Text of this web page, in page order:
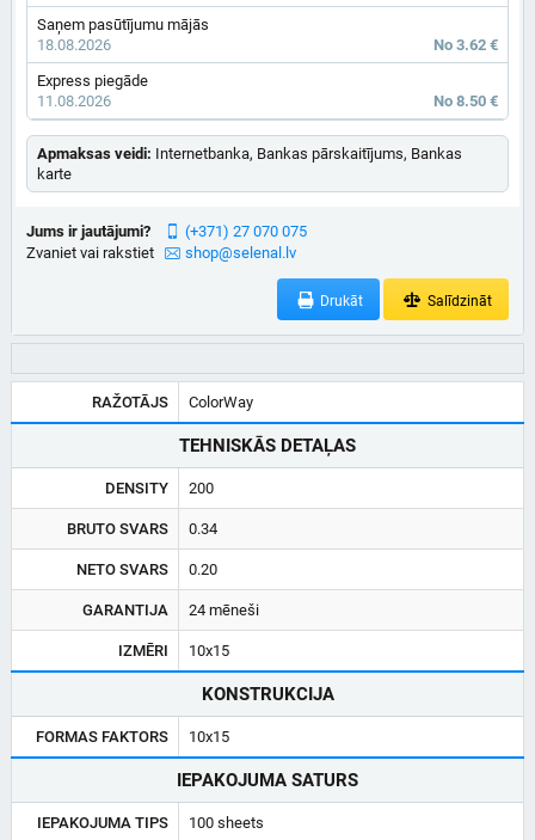
Saņem pasūtījumu mājās
18.08.2026
No 3.62 €
Express piegāde
11.08.2026
No 8.50 €
Apmaksas veidi: Internetbanka, Bankas pārskaitījums, Bankas
karte
Jums ir jautājumi?
Zvaniet vai rakstiet
(+371) 27 070 075
shop@selenal.lv
Drukāt Salīdzināt
RAŽOTĀJS ColorWay
TEHNISKĀS DETAĻAS
DENSITY 200
BRUTO SVARS 0.34
NETO SVARS 0.20
GARANTIJA 24 mēneši
IZMĒRI 10x15
KONSTRUKCIJA
FORMAS FAKTORS 10x15
IEPAKOJUMA SATURS
IEPAKOJUMA TIPS 100 sheets